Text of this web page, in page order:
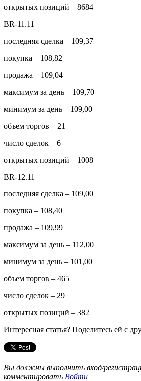
открытых позиций – 8684
BR-11.11
последняя сделка – 109,37
покупка – 108,82
продажа – 109,04
максимум за день – 109,70
минимум за день – 109,00
объем торгов – 21
число сделок – 6
открытых позиций – 1008
BR-12.11
последняя сделка – 109,00
покупка – 108,40
продажа – 109,99
максимум за день – 112,00
минимум за день – 101,00
объем торгов – 465
число сделок – 29
открытых позиций – 382
Интересная статья? Поделитесь ей с
Вы должны выполнить вход/
комментировать Войти